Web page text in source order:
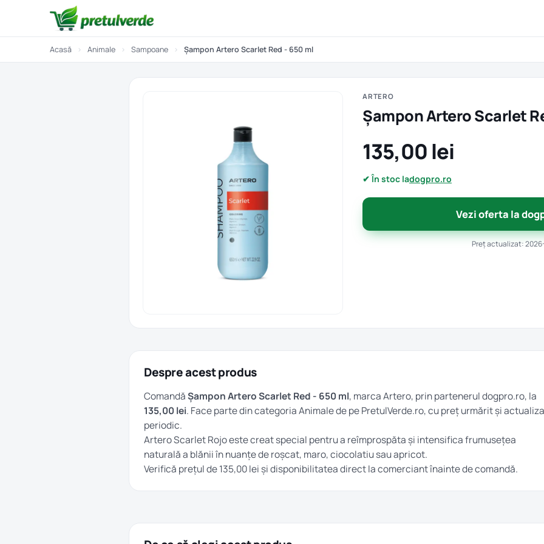
Acasă › Animale › Sampoane › Șampon Artero Scarlet Red - 650 ml
ARTERO
Șampon Artero Scarlet
135,00 lei
✔ În stoc ladogpro.ro
Vezi oferta la
Preț actualizat:
Despre acest produs
ComandăȘampon Artero Scarlet Red - 650 ml, marca Artero, prin partenerul dogpro.ro, la
135,00 lei. Face parte din categoriaAnimalede pe PretulVerde.ro, cu preț urmărit și
periodic.
Artero Scarlet Rojo este creat special pentru a reîmprospăta și intensifica frumusețea
naturală a blănii în nuanțe de roșcat, maro, ciocolatiu sau apricot.
Verifică prețul de 135,00 lei și disponibilitatea direct la comerciant înainte de comandă.